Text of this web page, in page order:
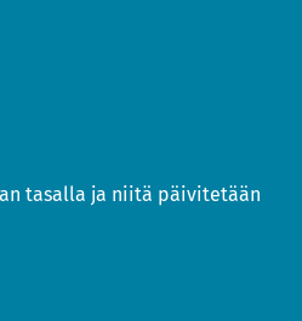
tasalla ja niitä päivitetään